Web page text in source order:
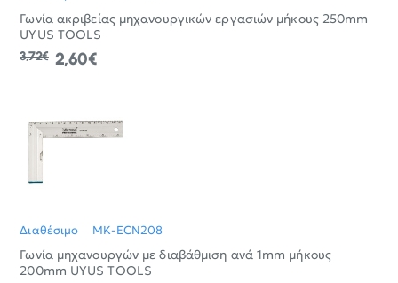
Γωνία ακριβείας μηχανουργικών εργασιών μήκους 250mm
UYUS TOOLS
2,60€
3,72€
Διαθέσιμο MK-ECN208
Γωνία μηχανουργών με διαβάθμιση ανά 1mm μήκους
200mm UYUS TOOLS